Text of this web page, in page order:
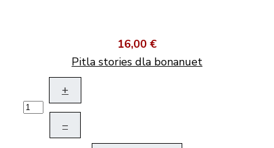
16,00 €
Pitla stories dla bonanuet
+
–